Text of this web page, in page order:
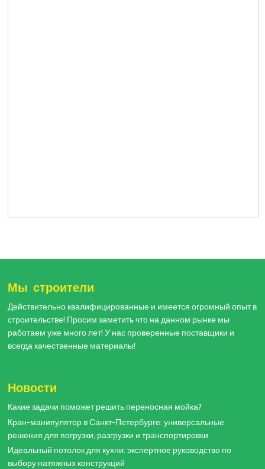
Мы строители
Действительно квалифицированные и имеется огромный опыт в
строительстве! Просим заметить что на данном рынке мы
работаем уже много лет! У нас проверенные поставщики и
всегда качественные материалы!
Новости
Какие задачи поможет решить переносная мойка?
Кран-манипулятор в Санкт-Петербурге: универсальные
решения для погрузки, разгрузки и транспортировки
Идеальный потолок для кухни: экспертное руководство по
выбору натяжных конструкций